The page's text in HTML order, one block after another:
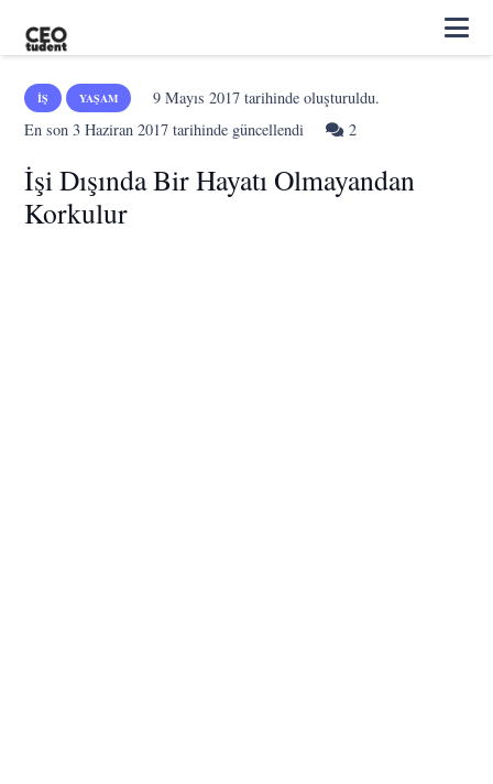
İŞ YAŞAM 9 Mayıs 2017tarihinde oluşturuldu.
En son3 Haziran 2017 tarihinde güncellendi 2Yorum
İşi Dışında Bir Hayatı Olmayandan
Korkulur